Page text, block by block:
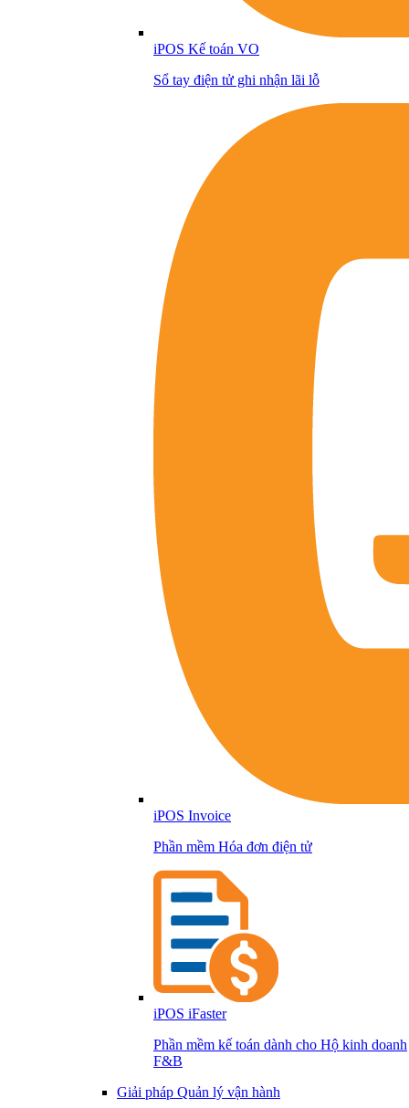
iPOS Kế toán VO
Sổ tay điện tử ghi nhận lãi lỗ
iPOS Invoice
Phần mềm Hóa đơn điện tử
iPOS iFaster
Phần mềm kế toán dành cho Hộ kinh doanh
F&B
Giải pháp Quản lý vận hành